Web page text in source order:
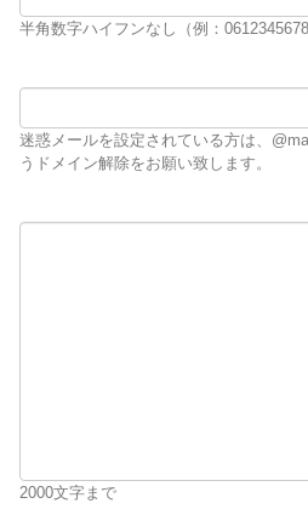
半角数字ハイフンなし（例：0612345678
迷惑メールを設定されている方は、
うドメイン解除をお願い致します。
2000文字まで